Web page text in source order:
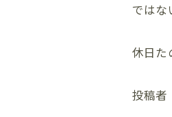
ではな
休日た
投稿者